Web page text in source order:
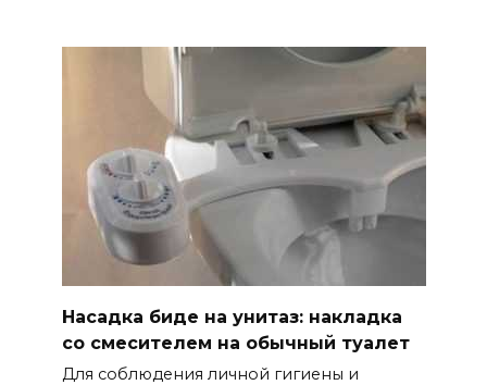
Насадка биде на унитаз: накладка
со смесителем на обычный туалет
Для соблюдения личной гигиены и